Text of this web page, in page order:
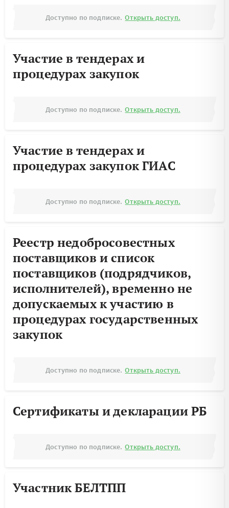
Доступно по подписке. Открыть доступ.
Участие в тендерах и
процедурах закупок
Доступно по подписке. Открыть доступ.
Участие в тендерах и
процедурах закупок ГИАС
Доступно по подписке. Открыть доступ.
Реестр недобросовестных
поставщиков и список
поставщиков (подрядчиков,
исполнителей), временно не
допускаемых к участию в
процедурах государственных
закупок
Доступно по подписке. Открыть доступ.
Сертификаты и декларации РБ
Доступно по подписке. Открыть доступ.
Участник БЕЛТПП